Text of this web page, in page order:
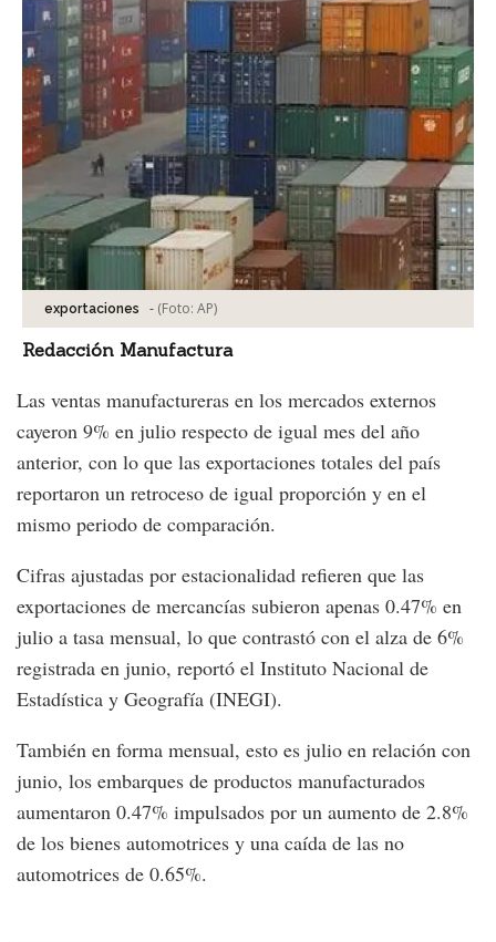
exportaciones - (Foto: AP)
Redacción Manufactura
Las ventas manufactureras en los mercados externos
cayeron 9% en julio respecto de igual mes del año
anterior, con lo que las exportaciones totales del país
reportaron un retroceso de igual proporción y en el
mismo periodo de comparación.
Cifras ajustadas por estacionalidad refieren que las
exportaciones de mercancías subieron apenas 0.47% en
julio a tasa mensual, lo que contrastó con el alza de 6%
registrada en junio, reportó el Instituto Nacional de
Estadística y Geografía (INEGI).
También en forma mensual, esto es julio en relación con
junio, los embarques de productos manufacturados
aumentaron 0.47% impulsados por un aumento de 2.8%
de los bienes automotrices y una caída de las no
automotrices de 0.65%.